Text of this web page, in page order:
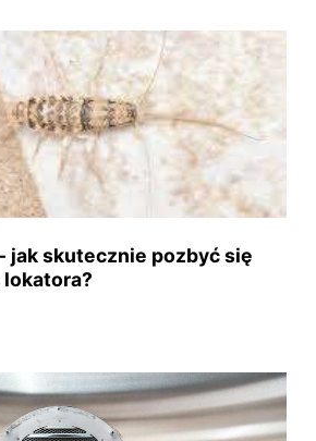
jak skutecznie pozbyć się